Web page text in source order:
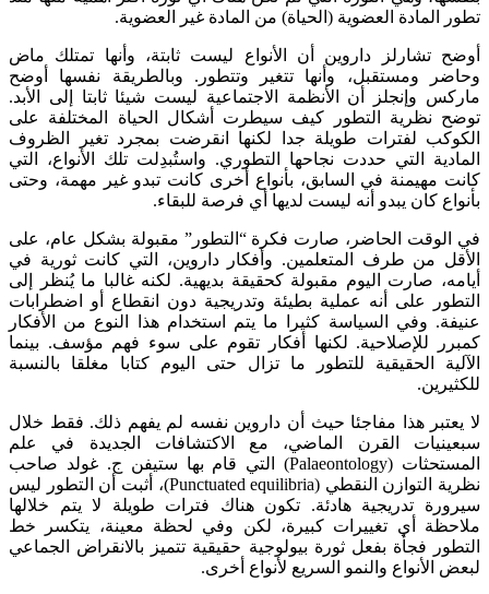
تطور المادة العضوية (الحياة) من المادة غير العضوية.
أوضح تشارلز داروين أن الأنواع ليست ثابتة، وأنها تمتلك ماض
وحاضر ومستقبل، وأنها تتغير وتتطور. وبالطريقة نفسها أوضح
ماركس وإنجلز أن الأنظمة الاجتماعية ليست شيئا ثابتا إلى الأبد.
توضح نظرية التطور كيف سيطرت أشكال الحياة المختلفة على
الكوكب لفترات طويلة جدا لكنها انقرضت بمجرد تغير الظروف
المادية التي حددت نجاحها التطوري. واستُبدِلت تلك الأنواع، التي
كانت مهيمنة في السابق، بأنواع أخرى كانت تبدو غير مهمة، وحتى
بأنواع كان يبدو أنه ليست لديها أي فرصة للبقاء.
في الوقت الحاضر، صارت فكرة “التطور” مقبولة بشكل عام، على
الأقل من طرف المتعلمين. وأفكار داروين، التي كانت ثورية في
أيامه، صارت اليوم مقبولة كحقيقة بديهية. لكنه غالبا ما يُنظر إلى
التطور على أنه عملية بطيئة وتدريجية دون انقطاع أو اضطرابات
عنيفة. وفي السياسة كثيرا ما يتم استخدام هذا النوع من الأفكار
كمبرر للإصلاحية. لكنها أفكار تقوم على سوء فهم مؤسف. بينما
الآلية الحقيقية للتطور ما تزال حتى اليوم كتابا مغلقا بالنسبة
للكثيرين.
لا يعتبر هذا مفاجئا حيث أن داروين نفسه لم يفهم ذلك. فقط خلال
سبعينيات القرن الماضي، مع الاكتشافات الجديدة في علم
المستحثات (Palaeontology) التي قام بها ستيفن ج. غولد صاحب
نظرية التوازن النقطي (Punctuated equilibria)، أثبت أن التطور ليس
سيرورة تدريجية هادئة. تكون هناك فترات طويلة لا يتم خلالها
ملاحظة أي تغييرات كبيرة، لكن وفي لحظة معينة، يتكسر خط
التطور فجأة بفعل ثورة بيولوجية حقيقية تتميز بالانقراض الجماعي
لبعض الأنواع والنمو السريع لأنواع أخرى.